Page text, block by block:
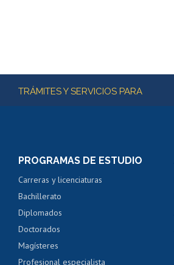
Más información
TRÁMITES Y SERVICIOS PARA
PROGRAMAS DE ESTUDIO
Carreras y licenciaturas
Bachillerato
Diplomados
Doctorados
Magísteres
Profesional especialista